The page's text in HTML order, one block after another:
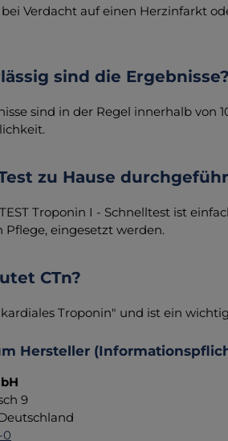
bei Verdacht auf einen Herzinfarkt
sind die Ergebnisse?
sind in der Regel innerhalb
zu Hause
Troponin I - Schnelltest ist
Pflege, eingesetzt werden.
CTn?
Troponin" und ist ein
Hersteller
9
0